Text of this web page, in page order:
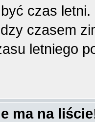
czas
czasem
letniego
ma na